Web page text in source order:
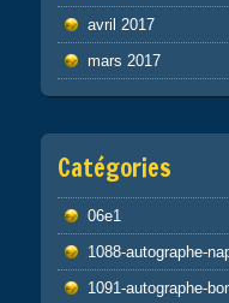
avril 2017
mars 2017
Catégories
06e1
1088-autographe-
1091-autographe-